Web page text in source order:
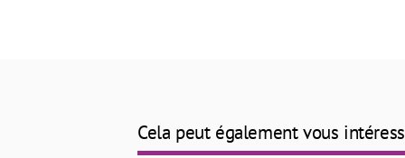
Cela peut également vous